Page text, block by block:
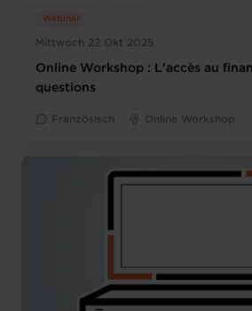
Mittwoch 22 Okt 2025
Webinar
Online Workshop : L'accès au
questions
Französisch Online Workshop